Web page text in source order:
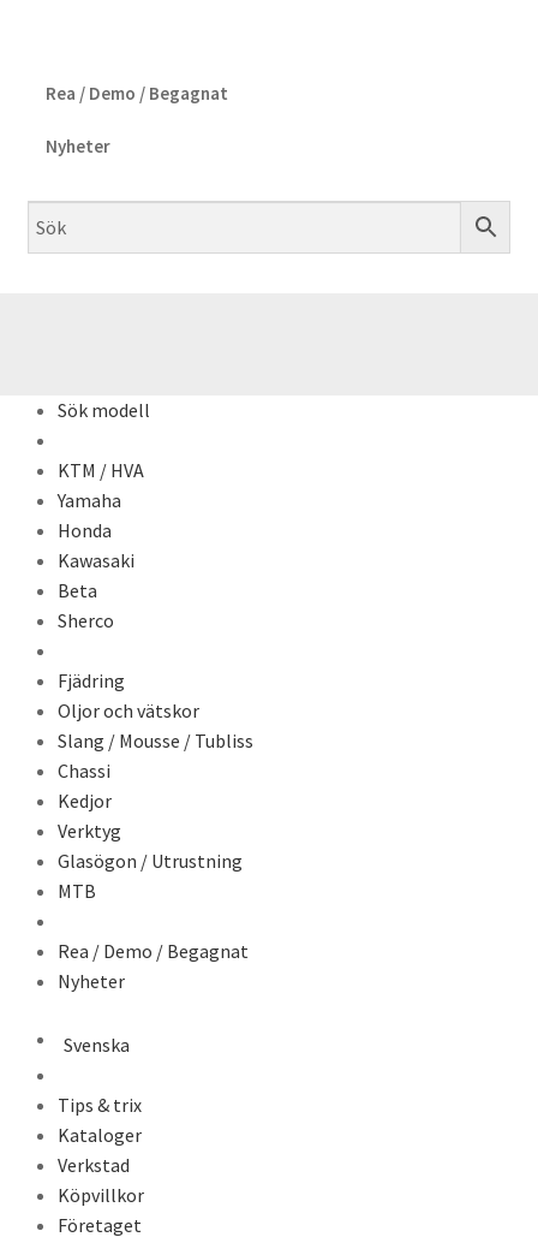
Rea / Demo / Begagnat
Nyheter
Sök modell
KTM / HVA
Yamaha
Honda
Kawasaki
Beta
Sherco
Fjädring
Oljor och vätskor
Slang / Mousse / Tubliss
Chassi
Kedjor
Verktyg
Glasögon / Utrustning
MTB
Rea / Demo / Begagnat
Nyheter
Svenska
Tips & trix
Kataloger
Verkstad
Köpvillkor
Företaget